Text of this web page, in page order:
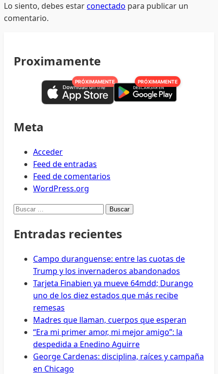
Lo siento, debes estarconectado para publicar un
comentario.
Proximamente
PRÓXIMAMENTE PRÓXIMAMENTE
Meta
Acceder
Feed de entradas
Feed de comentarios
WordPress.org
Buscar:
Entradas recientes
Campo duranguense: entre las cuotas de
Trump y los invernaderos abandonados
Tarjeta Finabien ya mueve 64mdd; Durango
uno de los diez estados que más recibe
remesas
Madres que llaman, cuerpos que esperan
“Era mi primer amor, mi mejor amigo”: la
despedida a Enedino Aguirre
George Cardenas: disciplina, raíces y campaña
en Chicago